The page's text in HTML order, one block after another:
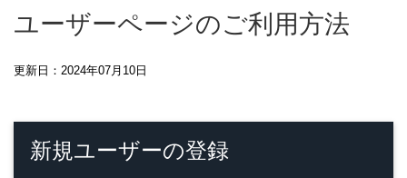
ユーザーページのご利用方法
更新日：2024年07月10日
新規ユーザーの登録